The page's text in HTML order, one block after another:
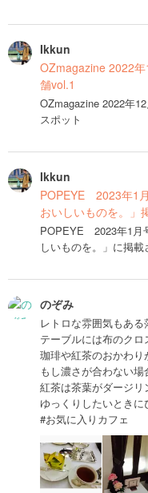
Ikkun
OZmagazine 2022
舗vol.1
OZmagazine 2022年
スポット
Ikkun
POPEYE 2023年1
おいしいものを。
POPEYE 2023年1月
しいものを。」に掲載
のぞみ
レトロな雰囲気もあ
テーブルには布のク
珈琲や紅茶のおかわり
もし濃さが合わない
紅茶は茶葉がダージ
ゆっくりしたいとき
#お気に入りカフェ